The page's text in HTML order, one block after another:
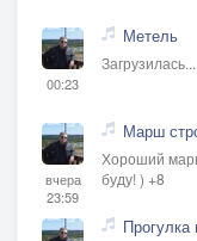
00:23
Метель
Загрузилась...
вчера
23:59
Марш
Хороший
буду! ) +8
Прогулка